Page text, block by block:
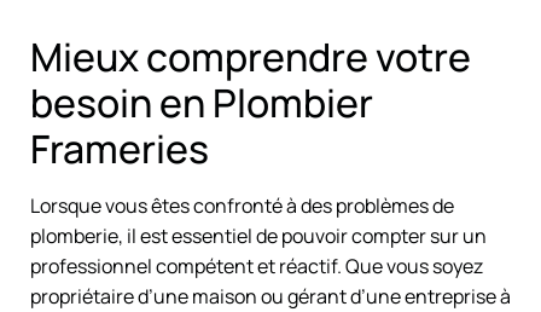
Mieux comprendre votre
besoin en Plombier
Frameries
Lorsque vous êtes confronté à des problèmes de
plomberie, il est essentiel de pouvoir compter sur un
professionnel compétent et réactif. Que vous soyez
propriétaire d’une maison ou gérant d’une entreprise à